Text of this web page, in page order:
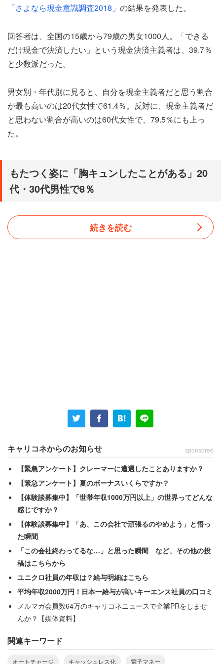
「さよなら現金意識調査2018」 の結果を発表した。
回答者は、全国の15歳から79歳の男女1000人。「できる
だけ現金で決済したい」という現金決済主義者は、39.7％
と少数派だった。
男女別・年代別に見ると、自分を現金主義者だと思う割合
が最も高いのは20代女性で61.4％。反対に、現金主義者だ
と思わない割合が高いのは60代女性で、79.5％にも上っ
た。
もたつく姿に「胸キュンしたことがある」20
代・30代男性で8％
チャージ不足で手こずったとき、背中に刺さる冷たい視線
続きを読む
キャリコネからのお知らせ sponsored
【緊急アンケート】クレーマーに遭遇したことありますか？
【緊急アンケート】夏のボーナスいくらですか？
【体験談募集中】「世帯年収1000万円以上」の世界ってどんな
感じですか？
【体験談募集中】「あ、この会社で頑張るのやめよう」と悟っ
た瞬間
「この会社終わってるな…」と思った瞬間 など、その他の投
稿はこちらから
ユニクロ社員の年収は？給与明細はこちら
平均年収2000万円！日本一給与が高いキーエンス社員の口コミ
メルマガ会員数64万のキャリコネニュースで企業PRをしませ
んか？【媒体資料】
関連キーワード
オートチャージ キャッシュレス化 電子マネー